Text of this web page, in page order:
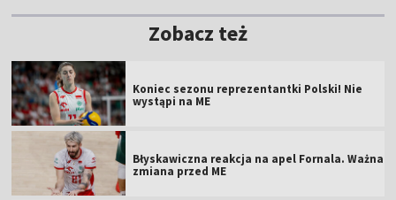
Zobacz też
Koniec sezonu reprezentantki Polski! Nie
wystąpi na ME
Błyskawiczna reakcja na apel Fornala. Ważna
zmiana przed ME